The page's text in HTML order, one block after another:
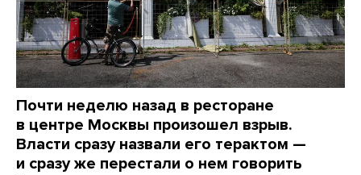
Почти неделю назад в ресторане
в центре Москвы произошел взрыв.
Власти сразу назвали его терактом —
и сразу же перестали о нем говорить